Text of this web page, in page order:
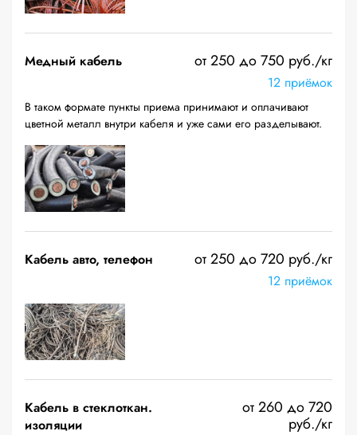
Медный кабель от 250 до 750 руб./кг
12 приёмок
В таком формате пункты приема принимают и оплачивают
цветной металл внутри кабеля и уже сами его разделывают.
Кабель авто, телефон от 250 до 720 руб./кг
12 приёмок
Кабель в стеклоткан.
изоляции
от 260 до 720
руб./кг